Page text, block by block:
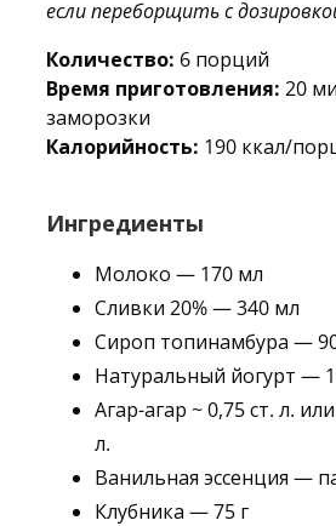
если переборщить с
Количество: 6 порций
Время приготовления: 20
заморозки
Калорийность: 190 ккал/
Ингредиенты
Молоко — 170 мл
Сливки 20% — 340 мл
Сироп топинамбура —
Натуральный йогурт —
Агар-агар ~ 0,75 ст. л.
л.
Ванильная эссенция —
Клубника — 75 г